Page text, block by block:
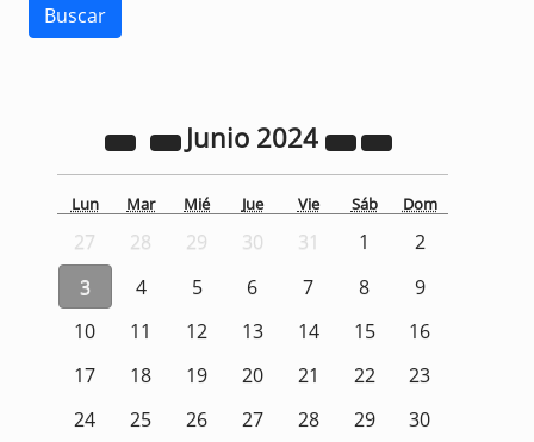
Junio 2024
Lun Mar Mié Jue Vie Sáb Dom
27 28 29 30 31 1
2
3
4 5 6 7 8
9
10
11 12 13 14 15
16
17
18 19 20 21 22
23
24
25 26 27 28 29
30